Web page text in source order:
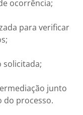
ocorrência;
para verificar
solicitada;
junto
do processo.